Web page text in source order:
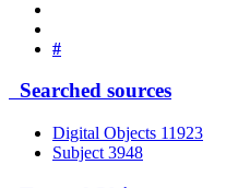
#
Searched sources
Digital Objects 11923
Subject 3948